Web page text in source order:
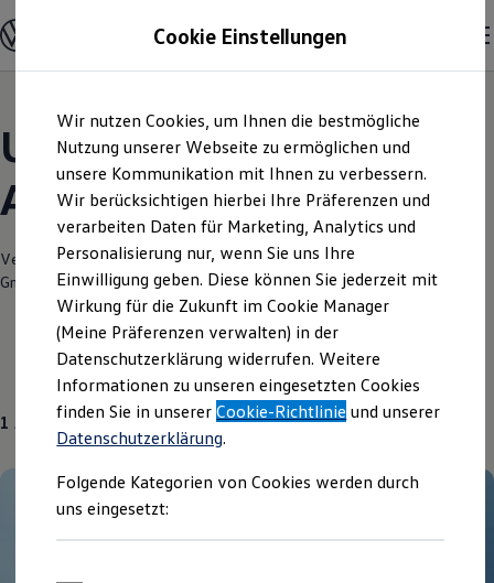
Hauptinhalt
springen
Footer
springen
Modelle und Konfigurator
Konfigurator
Modelle vergleichen
Elektroautos
ENERGY Sondermodelle
Nutzfahrzeuge
SUV und CUV
Familienautos
Kombis
Kompaktwagen
Sportwagen
Schnell verfügbare Fahrzeuge
Angebote und Produkte
Aktuelle Angebote
E-Auto-Förderung
Volkswagen Marktplatz
Die ENERGY Sondermodelle
Junge Gebrauchtwagen und Gebrauchtwagen
Volkswagen Zertifizierte Gebrauchtwagen
Elektromobilität bei Gebrauchtwagen
Saisonangebote
Reifenpakete
Leasing
Leasing-Angebote
Unsere aktuellen
Angebote und mehr
Verantwortlich für die Inhalte auf dieser Seite ist die Auto & Service PIA
GmbH
Impressum & Rechtliches)
1 Angebot
Cookie Einstellungen
Wir nutzen Cookies, um Ihnen die bestmögliche
Nutzung unserer Webseite zu ermöglichen und
unsere Kommunikation mit Ihnen zu verbessern.
Wir berücksichtigen hierbei Ihre Präferenzen und
verarbeiten Daten für Marketing, Analytics und
Personalisierung nur, wenn Sie uns Ihre
Einwilligung geben. Diese können Sie jederzeit mit
Wirkung für die Zukunft im Cookie Manager
(Meine Präferenzen verwalten) in der
Datenschutzerklärung widerrufen. Weitere
Informationen zu unseren eingesetzten Cookies
finden Sie in unsererCookie-Richtlinie und unserer
Datenschutzerklärung.
Folgende Kategorien von Cookies werden durch
uns eingesetzt: